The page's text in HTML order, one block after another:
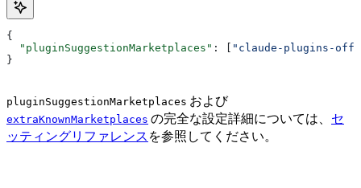
{
  "pluginSuggestionMarketplaces"
: [ "claude-plugins-
}
pluginSuggestionMarketplaces および
extraKnownMarketplaces の完全な設定詳細については、 セ
ッティングリファレンス を参照してください。